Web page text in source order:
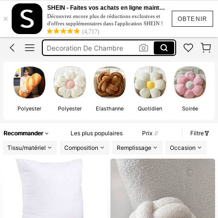
OBTENIR
×
SHEIN - Faites vos achats en ligne maintenant
Découvrez encore plus de réductions exclusives et
d'offres supplémentaires dans l'application SHEIN !
(4,717)
Coussin
Coussin Decoratif
Decoration De Chambre
Peluche
Coussin
Polyester Polyester Élasthanne Quotidien Soirée
Recommander Les plus populaires Prix
Filtre
Tissu/matériel
Composition Remplissage Occasion